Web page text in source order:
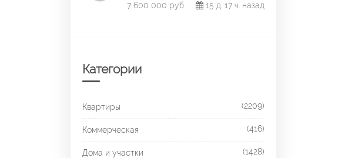
7 600 000 руб.
15 д. 17 ч. назад
Категории
Квартиры (2209)
Коммерческая (416)
Дома и участки (1428)